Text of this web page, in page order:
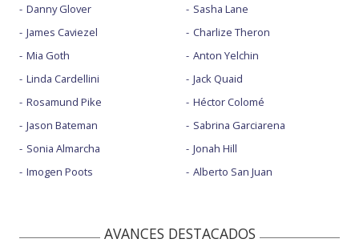
Danny Glover
James Caviezel
Mia Goth
Linda Cardellini
Rosamund Pike
Jason Bateman
Sonia Almarcha
Imogen Poots
Sasha Lane
Charlize Theron
Anton Yelchin
Jack Quaid
Héctor Colomé
Sabrina Garciarena
Jonah Hill
Alberto San Juan
AVANCES DESTACADOS